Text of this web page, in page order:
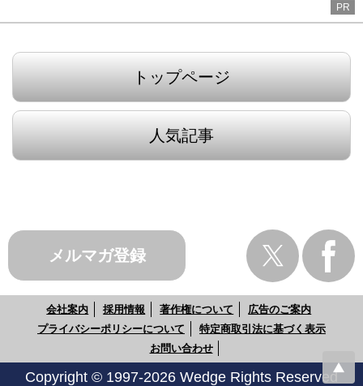
PR
トップページ
人気記事
メルマガ登録
会社案内 採用情報 著作権について
広告のご案内
プライバシーポリシーについて
特定商取引法に基づく表示
お問い合わせ
Copyright © 1997-2026 Wedge Rights Reserved